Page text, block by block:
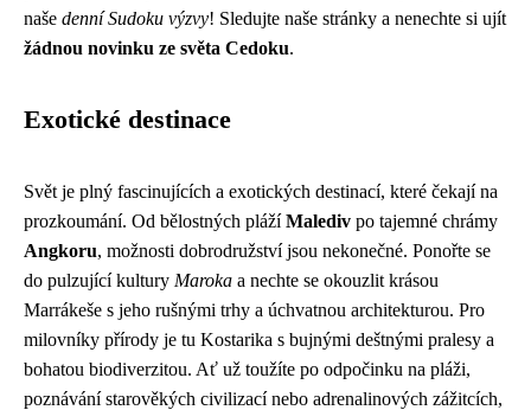
naše denní Sudoku výzvy! Sledujte naše stránky a nenechte si ujít
žádnou novinku ze světa Cedoku.
Exotické destinace
Svět je plný fascinujících a exotických destinací, které čekají na
prozkoumání. Od bělostných plážíMalediv po tajemné chrámy
Angkoru, možnosti dobrodružství jsou nekonečné. Ponořte se
do pulzující kultury Maroka a nechte se okouzlit krásou
Marrákeše s jeho rušnými trhy a úchvatnou architekturou. Pro
milovníky přírody je tu Kostarika s bujnými deštnými pralesy a
bohatou biodiverzitou. Ať už toužíte po odpočinku na pláži,
poznávání starověkých civilizací nebo adrenalinových zážitcích,